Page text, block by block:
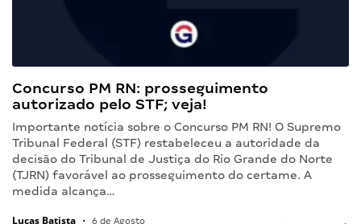
Concurso PM RN: prosseguimento
autorizado pelo STF; veja!
Importante notícia sobre o Concurso PM RN! O Supremo
Tribunal Federal (STF) restabeleceu a autoridade da
decisão do Tribunal de Justiça do Rio Grande do Norte
(TJRN) favorável ao prosseguimento do certame. A
medida alcança…
Lucas Batista • 6 de Agosto